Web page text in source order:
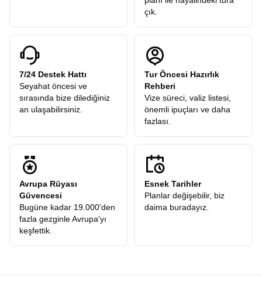
çık.
7/24 Destek Hattı
Seyahat öncesi ve
sırasında bize dilediğiniz
an ulaşabilirsiniz.
Tur Öncesi Hazırlık
Rehberi
Vize süreci, valiz listesi,
önemli ipuçları ve daha
fazlası.
Avrupa Rüyası
Güvencesi
Bugüne kadar 19.000'den
fazla gezginle Avrupa'yı
keşfettik.
Esnek Tarihler
Planlar değişebilir, biz
daima buradayız.